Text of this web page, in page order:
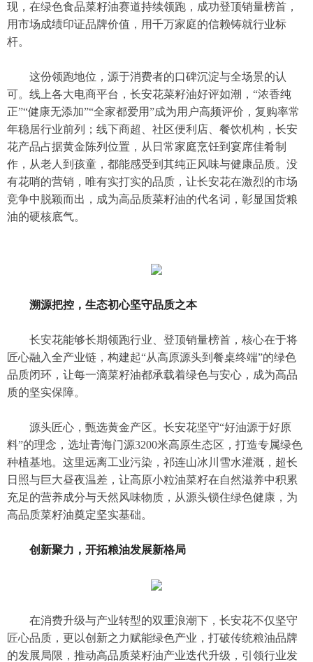
现，在绿色食品菜籽油赛道持续领跑，成功登顶销量榜首，
用市场成绩印证品牌价值，用千万家庭的信赖铸就行业标
杆。
这份领跑地位，源于消费者的口碑沉淀与全场景的认
可。线上各大电商平台，长安花菜籽油好评如潮，“浓香纯
正”“健康无添加”“全家都爱用”成为用户高频评价，复购率常
年稳居行业前列；线下商超、社区便利店、餐饮机构，长安
花产品占据黄金陈列位置，从日常家庭烹饪到宴席佳肴制
作，从老人到孩童，都能感受到其纯正风味与健康品质。没
有花哨的营销，唯有实打实的品质，让长安花在激烈的市场
竞争中脱颖而出，成为高品质菜籽油的代名词，彰显国货粮
油的硬核底气。
溯源把控，生态初心坚守品质之本
长安花能够长期领跑行业、登顶销量榜首，核心在于将
匠心融入全产业链，构建起“从高原源头到餐桌终端”的绿色
品质闭环，让每一滴菜籽油都承载着绿色与安心，成为高品
质的坚实保障。
源头匠心，甄选黄金产区。长安花坚守“好油源于好原
料”的理念，选址青海门源3200米高原生态区，打造专属绿色
种植基地。这里远离工业污染，祁连山冰川雪水灌溉，超长
日照与巨大昼夜温差，让高原小粒油菜籽在自然滋养中积累
充足的营养成分与天然风味物质，从源头锁住绿色健康，为
高品质菜籽油奠定坚实基础。
创新聚力，开拓粮油发展新格局
在消费升级与产业转型的双重浪潮下，长安花不仅坚守
匠心品质，更以创新之力赋能绿色产业，打破传统粮油品牌
的发展局限，推动高品质菜籽油产业迭代升级，引领行业发